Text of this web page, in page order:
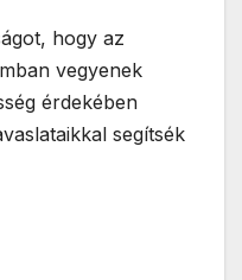
hogy az
vegyenek
érdekében
segítsék